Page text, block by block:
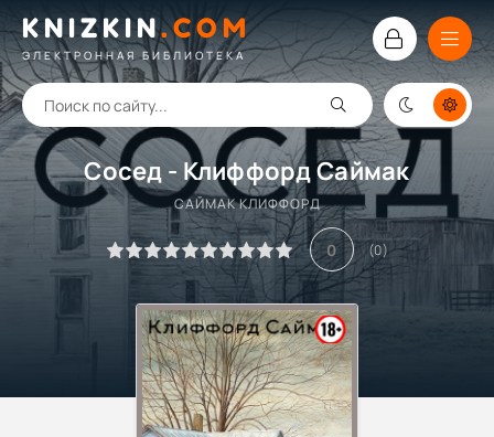
KNIZKIN.COM
ЭЛЕКТРОННАЯ БИБЛИОТЕКА
Сосед - Клиффорд Саймак
САЙМАК КЛИФФОРД
0 (0)